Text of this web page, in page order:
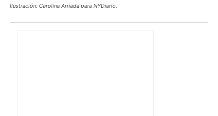
IIustración: Carolina Arriada para NYDiario.